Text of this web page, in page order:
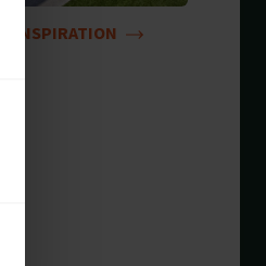
INSPIRATION